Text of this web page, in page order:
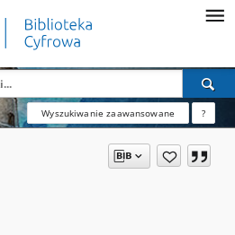
Wyszukiwanie zaawansowane ?